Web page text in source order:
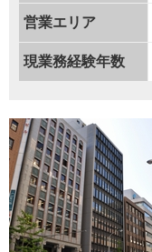
営業エリア
現業務経験年数